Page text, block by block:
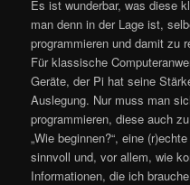
Es ist wunderbar, was diese
man denn in der Lage ist,
programmieren und damit zu
Für klassische
Geräte, der Pi hat seine
Auslegung. Nur muss man
programmieren, diese auch
„Wie beginnen?“, eine
sinnvoll und, vor allem, wie
Informationen, die ich